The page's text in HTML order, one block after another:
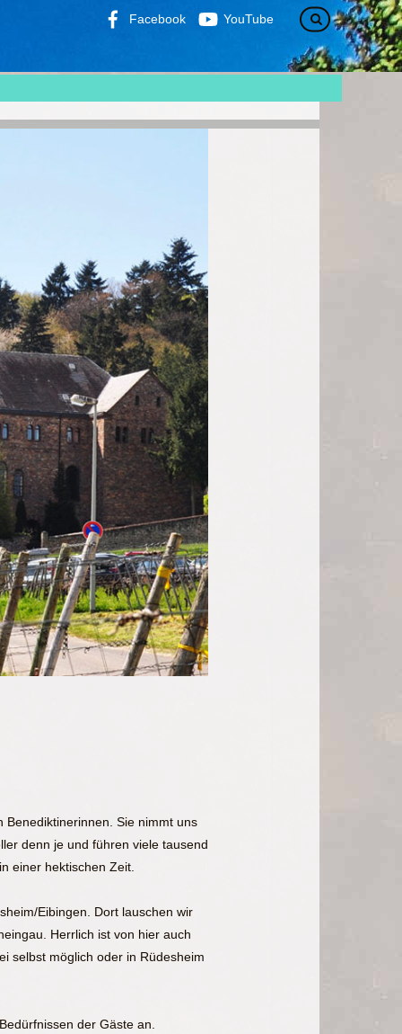
Facebook YouTube
Benediktinerinnen. Sie nimmt uns
denn je und führen viele tausend
einer hektischen Zeit.
Eibingen. Dort lauschen wir
Herrlich ist von hier auch
selbst möglich oder in Rüdesheim
der Gäste an.